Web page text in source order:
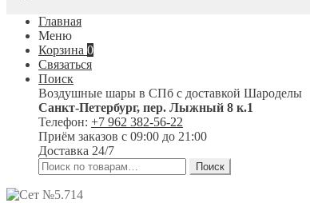
Главная
Меню
Корзина 0
Связаться
Поиск
Воздушные шары в СПб с доставкой Шароделы
Санкт-Петербург, пер. Лыжный 8 к.1
Телефон: +7 962 382-56-22
Приём заказов с 09:00 до 21:00
Доставка 24/7
Искать:
Поиск